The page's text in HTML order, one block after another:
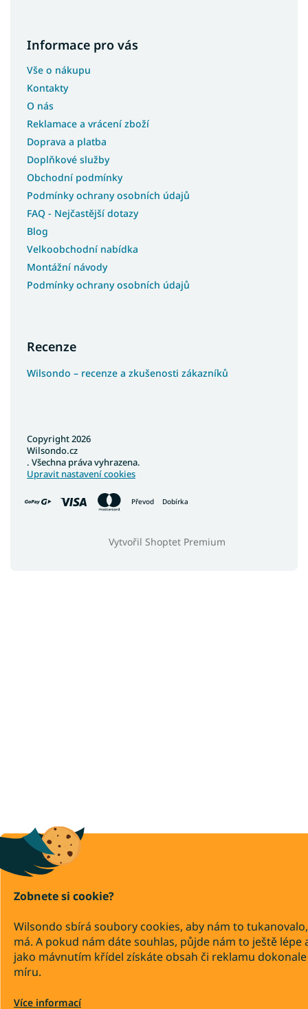
Zobnete si cookie?
Wilsondo sbírá soubory cookies, aby nám to
má. A pokud nám dáte souhlas, půjde nám to ještě lépe
jako mávnutím křídel získáte obsah či reklamu
míru.
Více informací
Informace pro vás
Vše o nákupu
Kontakty
O nás
Reklamace a vrácení zboží
Doprava a platba
Doplňkové služby
Obchodní podmínky
Podmínky ochrany osobních údajů
FAQ - Nejčastější dotazy
Blog
Velkoobchodní nabídka
Montážní návody
Podmínky ochrany osobních údajů
Recenze
Wilsondo – recenze a zkušenosti zákazníků
Převod Dobírka
Vytvořil Shoptet Premium
Copyright 2026
Wilsondo.cz
. Všechna práva vyhrazena.
Upravit nastavení cookies